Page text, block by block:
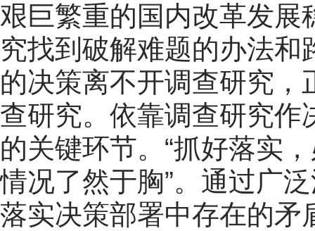
艰巨繁重的国内改革发展
究找到破解难题的办法
的决策离不开调查研究
查研究。依靠调查研究作
的关键环节。“抓好落实
情况了然于胸”。通过广
落实决策部署中存在的矛